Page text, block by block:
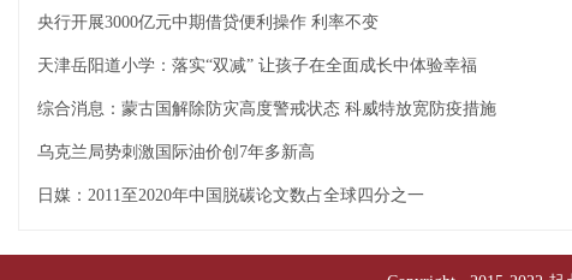
央行开展3000亿元中期借贷便利操作 利率不变
天津岳阳道小学：落实“双减” 让孩子在全面成长中体验幸福
综合消息：蒙古国解除防灾高度警戒状态 科威特放宽防疫措施
乌克兰局势刺激国际油价创7年多新高
日媒：2011至2020年中国脱碳论文数占全球四分之一